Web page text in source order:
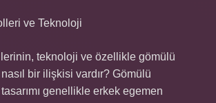
ve Teknoloji
teknoloji ve özellikle gömülü
bir ilişkisi vardır? Gömülü
genellikle erkek egemen